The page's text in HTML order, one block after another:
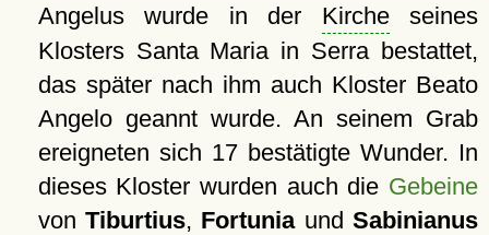
Angelus wurde in der Kircheseines
Klosters Santa Maria in Serra bestattet,
das später nach ihm auch Kloster Beato
Angelo geannt wurde. An seinem Grab
ereigneten sich 17 bestätigte Wunder. In
dieses Kloster wurden auch die Gebeine
vonTiburtius, Fortuniaund Sabinianus